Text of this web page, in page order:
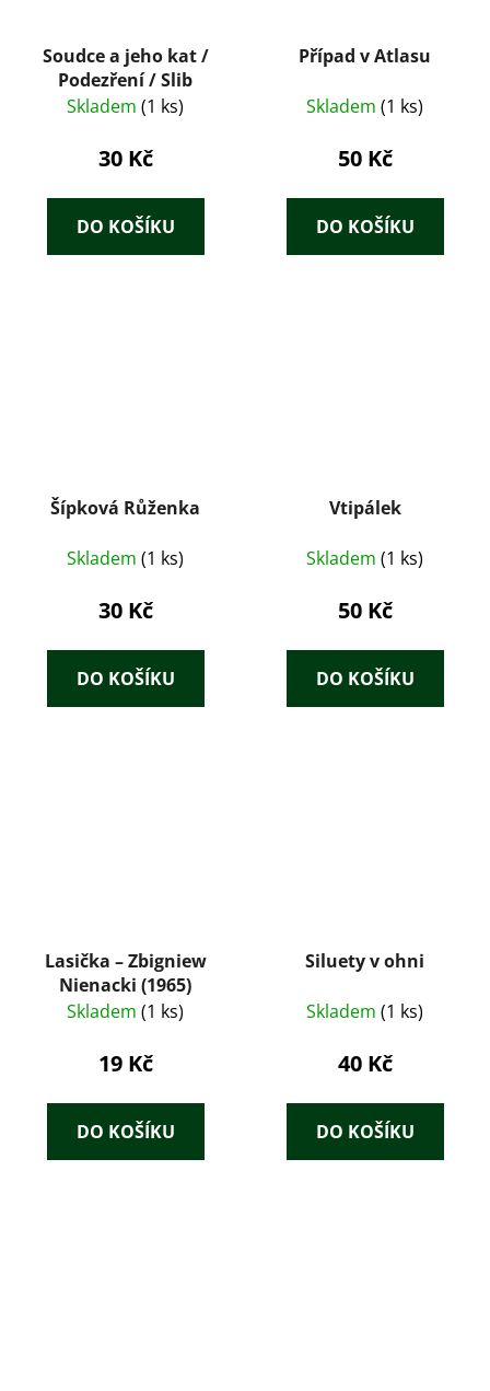
Soudce a jeho kat /
Podezření / Slib
Skladem (1 ks)
30 Kč
DO KOŠÍKU
Případ v Atlasu
Skladem (1 ks)
50 Kč
DO KOŠÍKU
Šípková Růženka
Skladem (1 ks)
30 Kč
DO KOŠÍKU
Vtipálek
Skladem (1 ks)
50 Kč
DO KOŠÍKU
Lasička – Zbigniew
Nienacki (1965)
Skladem (1 ks)
19 Kč
DO KOŠÍKU
Siluety v ohni
Skladem (1 ks)
40 Kč
DO KOŠÍKU